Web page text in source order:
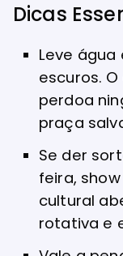
Dicas
Leve
escuros.
perdoa
praça
Se der
feira,
cultural
rotativa e